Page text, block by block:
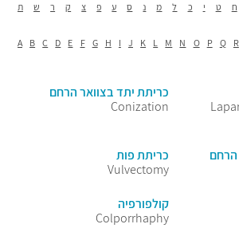
ח ט י כ ל מ נ ס ע פ צ ק ר ש ת
A B C D E F G H I J K L M N O P Q R
כריתת יתד בצוואר הרחם
Conization
הרחם
כריתת פות
Vulvectomy
קולפורפיה
Colporrhaphy